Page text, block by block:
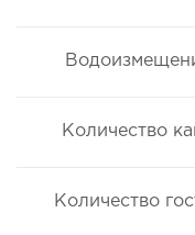
Количество
Количество